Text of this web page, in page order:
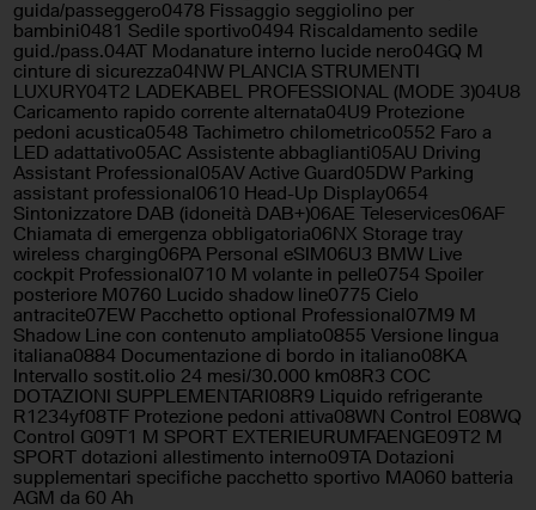
Trazione integrale Volante in pelle
Volante multifunzione
guida/passeggero0478 Fissaggio seggiolino per
bambini0481 Sedile sportivo0494 Riscaldamento sedile
guid./pass.04AT Modanature interno lucide nero04GQ M
cinture di sicurezza04NW PLANCIA STRUMENTI
LUXURY04T2 LADEKABEL PROFESSIONAL (MODE 3)04U8
Caricamento rapido corrente alternata04U9 Protezione
pedoni acustica0548 Tachimetro chilometrico0552 Faro a
LED adattativo05AC Assistente abbaglianti05AU Driving
Assistant Professional05AV Active Guard05DW Parking
assistant professional0610 Head-Up Display0654
Sintonizzatore DAB (idoneità DAB+)06AE Teleservices06AF
Chiamata di emergenza obbligatoria06NX Storage tray
wireless charging06PA Personal eSIM06U3 BMW Live
cockpit Professional0710 M volante in pelle0754 Spoiler
posteriore M0760 Lucido shadow line0775 Cielo
antracite07EW Pacchetto optional Professional07M9 M
Shadow Line con contenuto ampliato0855 Versione lingua
italiana0884 Documentazione di bordo in italiano08KA
Intervallo sostit.olio 24 mesi/30.000 km08R3 COC
DOTAZIONI SUPPLEMENTARI08R9 Liquido refrigerante
R1234yf08TF Protezione pedoni attiva08WN Control E08WQ
Control G09T1 M SPORT EXTERIEURUMFAENGE09T2 M
SPORT dotazioni allestimento interno09TA Dotazioni
supplementari specifiche pacchetto sportivo MA060 batteria
AGM da 60 Ah